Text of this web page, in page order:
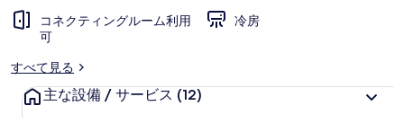
コネクティングルーム利用
可
冷房
すべて見る
主な設備 / サービス (12)